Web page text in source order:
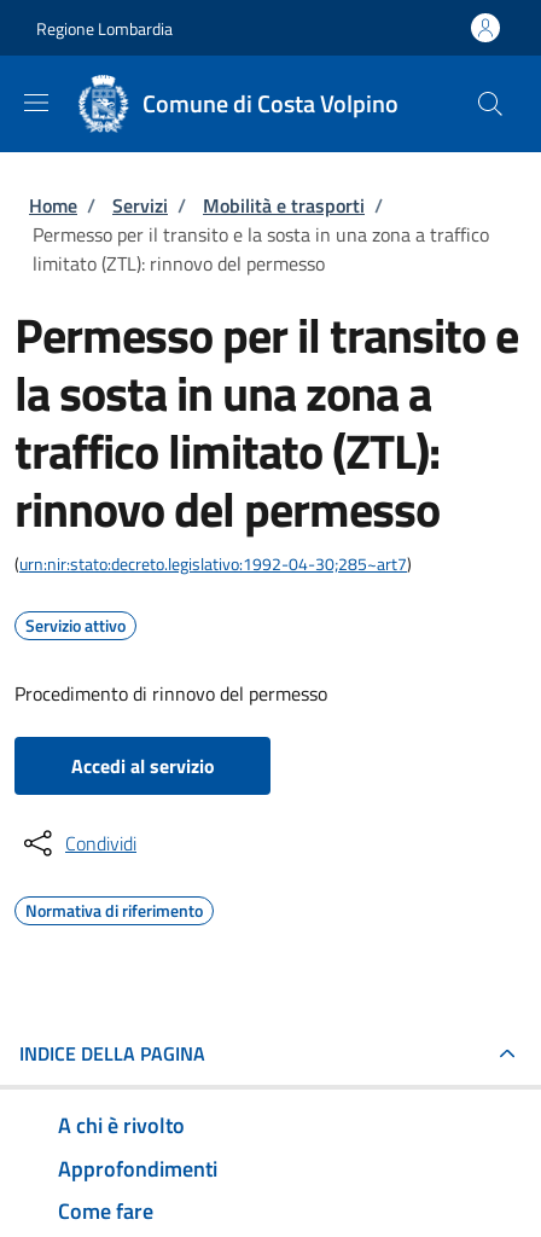
Regione Lombardia
Comune di Costa Volpino
Briciole di pane
Home / Servizi / Mobilità e trasporti /
Permesso per il transito e la sosta in una zona a traffico
limitato (ZTL): rinnovo del permesso
Permesso per il transito e
la sosta in una zona a
traffico limitato (ZTL):
rinnovo del permesso
(urn:nir:stato:decreto.legislativo:1992-04-30;285~art7)
Servizio attivo
Procedimento di rinnovo del permesso
Accedi al servizio
Condividi
Normativa di riferimento
INDICE DELLA PAGINA
A chi è rivolto
Approfondimenti
Come fare